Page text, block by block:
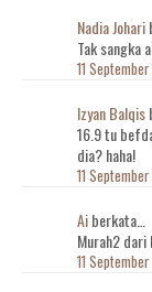
Nadia Johari
Tak sangka
11
Izyan Balqis
16.9 tu
dia? haha!
11
Aiberkata…
Murah2 dari
11